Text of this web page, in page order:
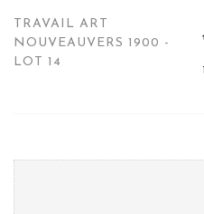
TRAVAIL ART
NOUVEAUVERS 1900 -
LOT 14